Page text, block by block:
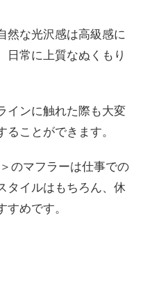
然な光沢感は高級感に
日常に上質なぬくもり
インに触れた際も大変
ことができます。
のマフラーは仕事での
タイルはもちろん、休
めです。